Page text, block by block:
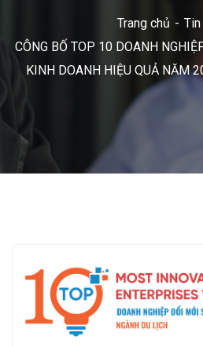
Trang chủ
CÔNG BỐ TOP 10 DOANH
KINH DOANH HIỆU QUẢ NĂM